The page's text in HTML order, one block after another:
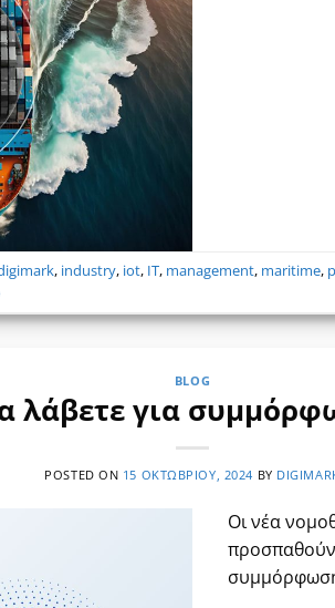
, industry, iot, IT, management, maritime,
BLOG
λάβετε για
POSTED ON 15 ΟΚΤΩΒΡΊΟΥ, 2024 BY
Οι νέα
προσπαθούν